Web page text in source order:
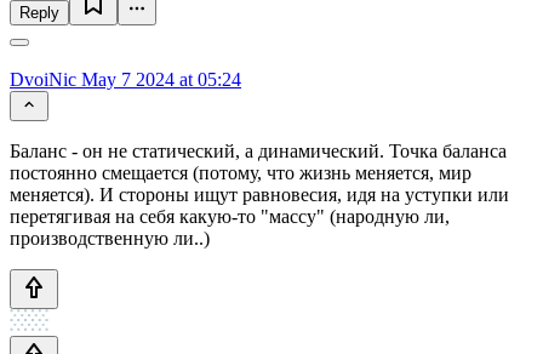
Reply
DvoiNic May 7 2024 at 05:24
Баланс - он не статический, а динамический. Точка баланса
постоянно смещается (потому, что жизнь меняется, мир
меняется). И стороны ищут равновесия, идя на уступки или
перетягивая на себя какую-то "массу" (народную ли,
производственную ли..)